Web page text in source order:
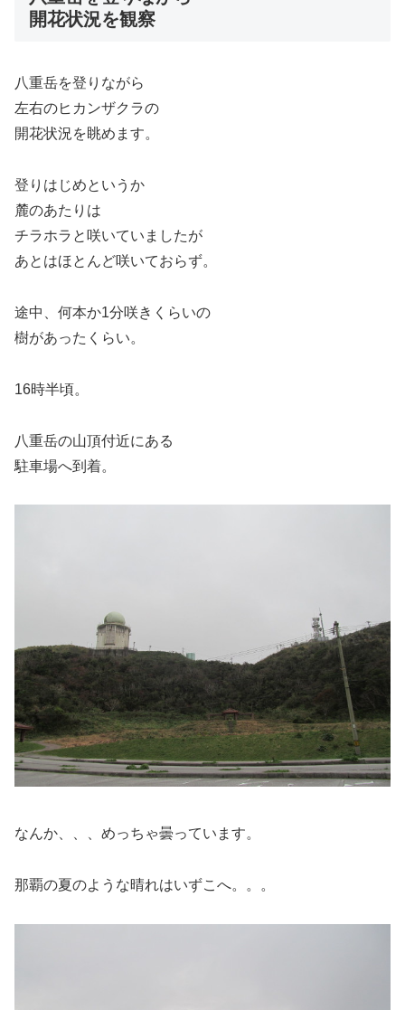
開花状況を観察
八重岳を登りながら
左右のヒカンザクラの
開花状況を眺めます。
登りはじめというか
麓のあたりは
チラホラと咲いていましたが
あとはほとんど咲いておらず。
途中、何本か1分咲きくらいの
樹があったくらい。
16時半頃。
八重岳の山頂付近にある
駐車場へ到着。
なんか、、、めっちゃ曇っています。
那覇の夏のような晴れはいずこへ。。。